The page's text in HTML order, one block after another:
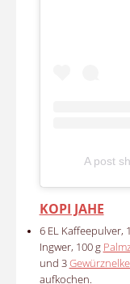
A post
KOPI JAHE
6 EL Kaffeepulver,
Ingwer, 100 g
und 3
aufkochen.